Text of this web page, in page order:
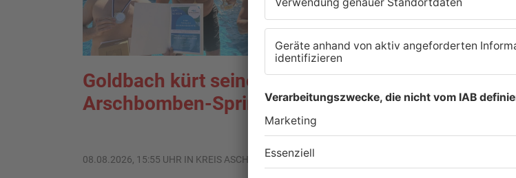
Goldbach kürt seine besten
Arschbomben-Springer
08.08.2026, 15:55 UHR IN KREIS ASCHAFFENBURG
Wir feiern 25 Jahre
Alzenauer Stadtfest